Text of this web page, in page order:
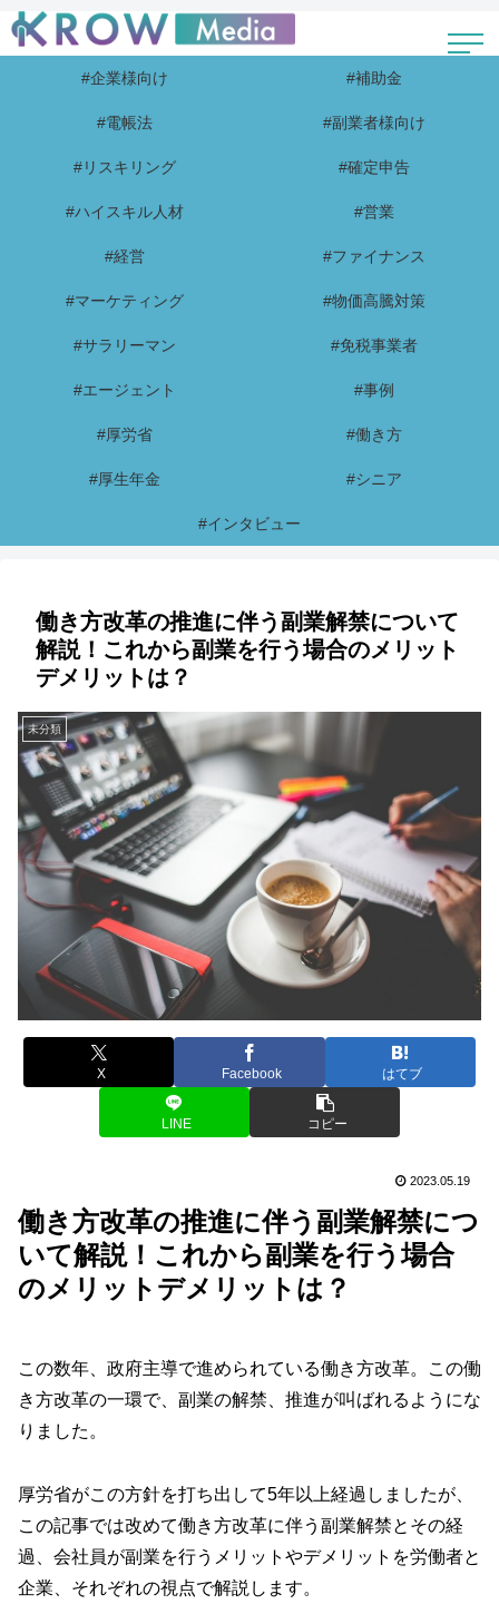
#企業様向け #補助金
#電帳法 #副業者様向け
#リスキリング #確定申告
#ハイスキル人材 #営業
#経営 #ファイナンス
#マーケティング #物価高騰対策
#サラリーマン #免税事業者
#エージェント #事例
#厚労省 #働き方
#厚生年金 #シニア
#インタビュー
働き方改革の推進に伴う副業解禁について
解説！これから副業を行う場合のメリット
デメリットは？
未分類
X Facebook はてブ
LINE コピー
2023.05.19
働き方改革の推進に伴う副業解禁につ
いて解説！これから副業を行う場合
のメリットデメリットは？
この数年、政府主導で進められている働き方改革。この働
き方改革の一環で、副業の解禁、推進が叫ばれるようにな
りました。
厚労省がこの方針を打ち出して5年以上経過しましたが、
この記事では改めて働き方改革に伴う副業解禁とその経
過、会社員が副業を行うメリットやデメリットを労働者と
企業、それぞれの視点で解説します。